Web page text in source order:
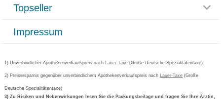
Datenschutz
AGB
Cookie-Einstellungen
Vertrag widerrufen
Paketlieferstatus
Versandkosten
Bestellschein ausfüllen
Newsletteranmeldung
Rezeptlieferung
Bonusprogramm
Gutschein und Rabatte
Kundenbewertung
Topseller
Grippostad
Bepanthen
Formoline
Impressum
1) Unverbindlicher Apothekenverkaufspreis nach Lauer-Taxe (Große Deutsche Spezialitätentaxe)
2) Preisersparnis gegenüber unverbindlichem Apothekenverkaufspreis nach Lauer-Taxe (Große
Deutsche Spezialitätentaxe)
3) Zu Risiken und Nebenwirkungen lesen Sie die Packungsbeilage und fragen Sie Ihre Ärztin,